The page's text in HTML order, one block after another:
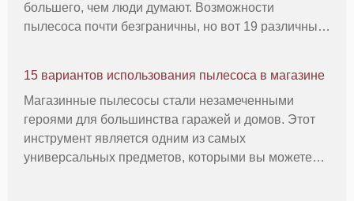
большего, чем люди думают. Возможности
пылесоса почти безграничны, но вот 19 различных
очевидных:пылесос отлично подходит для чистки
ков
15 вариантов использования пылесоса в магазине
Магазинные пылесосы стали незамеченными
героями для большинства гаражей и домов. Этот
инструмент является одним из самых
универсальных предметов, которыми вы можете